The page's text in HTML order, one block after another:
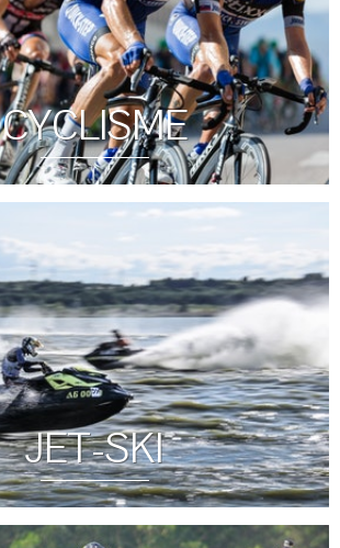
CYCLISME
JET-SKI